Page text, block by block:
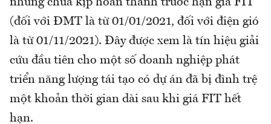
nhưng chưa kịp hoàn thành trước hạn giá FIT
(đối với ĐMT là từ 01/01/2021, đối với điện gió
là từ 01/11/2021). Đây được xem là tín hiệu giải
cứu đầu tiên cho một số doanh nghiệp phát
triển năng lượng tái tạo có dự án đã bị đình trệ
một khoản thời gian dài sau khi giá FIT hết
hạn.